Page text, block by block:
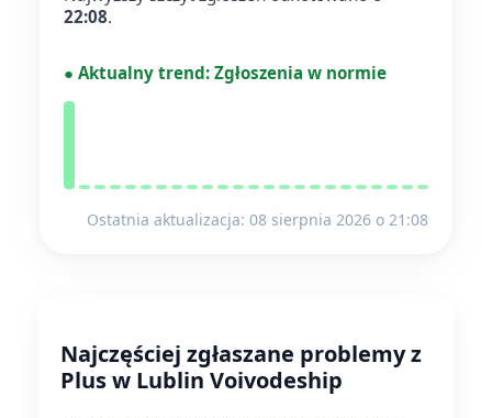
22:08.
● Aktualny trend: Zgłoszenia w normie
Ostatnia aktualizacja: 08 sierpnia 2026 o 21:08
Najczęściej zgłaszane problemy z
Plus w Lublin Voivodeship